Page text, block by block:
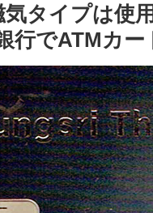
気タイプは使
でATMカー